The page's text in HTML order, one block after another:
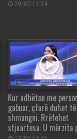
29/07 13:24
Kur udhëton me
gabuar, çfarë duhet të
shmangni. Rrëfehet
stjuartesa: U mërzita